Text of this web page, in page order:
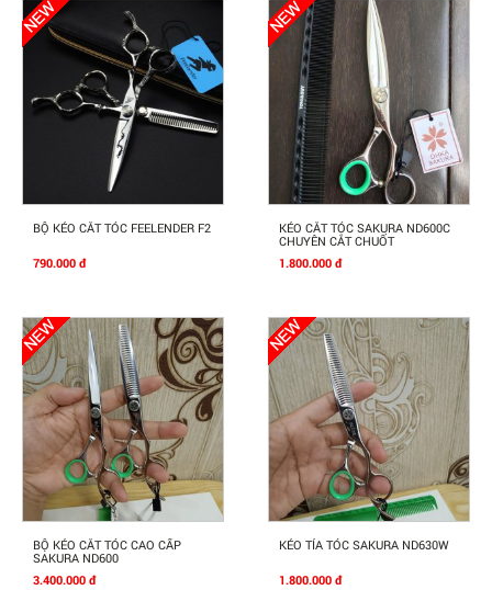
Mua Ngay
BỘ KÉO CẮT TÓC FEELENDER F2
790.000 đ
Mua Ngay
KÉO CẮT TÓC SAKURA ND600C
CHUYÊN CẮT CHUỐT
1.800.000 đ
Mua Ngay
BỘ KÉO CẮT TÓC CAO CẤP
SAKURA ND600
3.400.000 đ
Mua Ngay
KÉO TỈA TÓC SAKURA ND630W
1.800.000 đ